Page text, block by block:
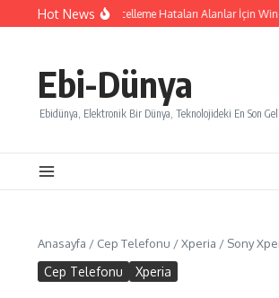
İçeriğe atlaHot News
Windows 7 Güncelleme Hataları Alanlar İçin
Ebi-Dünya
Ebidünya, Elektronik Bir Dünya, Teknolojideki En Son
Anasayfa / Cep Telefonu /Xperia / Sony
Cep Telefonu Xperia